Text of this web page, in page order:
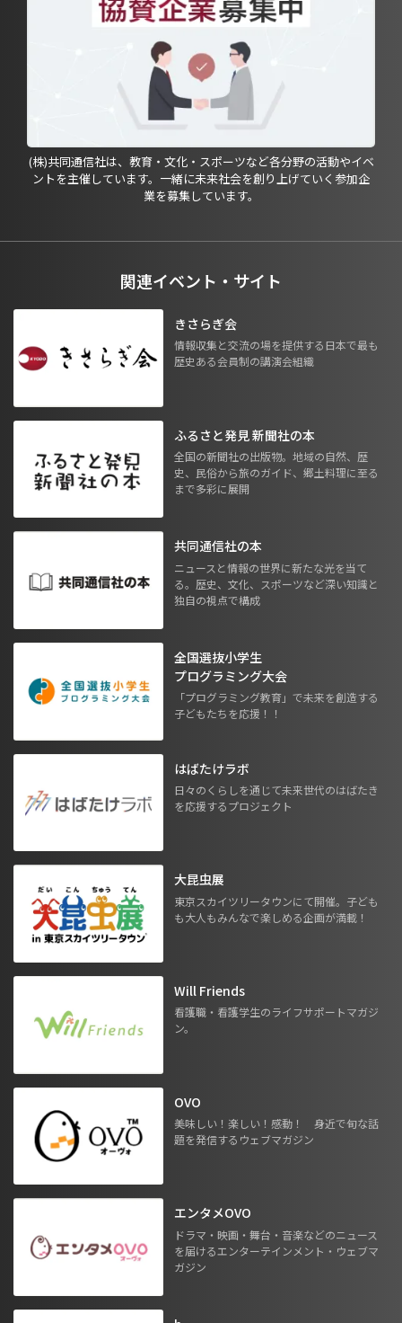
(株)共同通信社は、教育・文化・スポーツなど各分野の活動やイベ
ントを主催しています。一緒に未来社会を創り上げていく参加企
業を募集しています。
関連イベント・サイト
きさらぎ会
情報収集と交流の場を提供する日本で最も
歴史ある会員制の講演会組織
ふるさと発見 新聞社の本
全国の新聞社の出版物。地域の自然、歴
史、民俗から旅のガイド、郷土料理に至る
まで多彩に展開
共同通信社の本
ニュースと情報の世界に新たな光を当て
る。歴史、文化、スポーツなど深い知識と
独自の視点で構成
全国選抜小学生
プログラミング大会
「プログラミング教育」で未来を創造する
子どもたちを応援！！
はばたけラボ
日々のくらしを通じて未来世代のはばたき
を応援するプロジェクト
大昆虫展
東京スカイツリータウンにて開催。子ども
も大人もみんなで楽しめる企画が満載！
Will Friends
看護職・看護学生のライフサポートマガジ
ン。
OVO
美味しい！楽しい！感動！ 身近で旬な話
題を発信するウェブマガジン
エンタメOVO
ドラマ・映画・舞台・音楽などのニュース
を届けるエンターテインメント・ウェブマ
ガジン